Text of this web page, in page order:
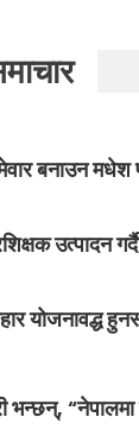
बनाउन मधेश
उत्पादन
योजनावद्ध
भन्छन्,